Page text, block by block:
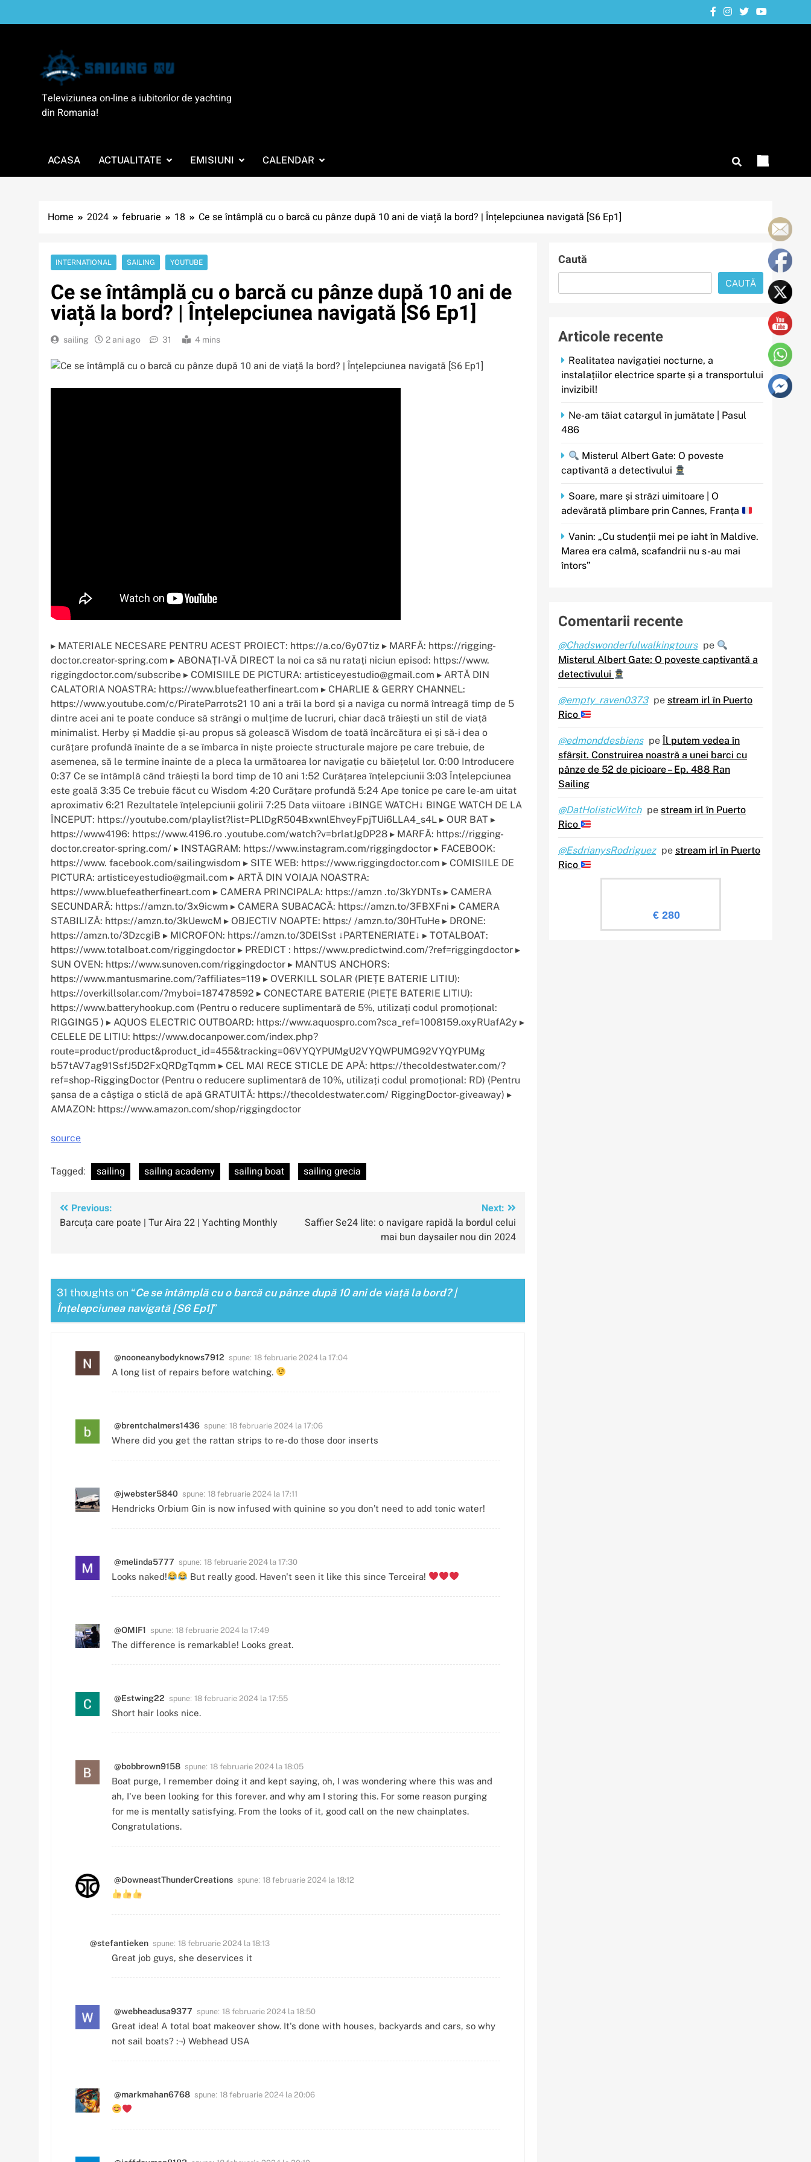
to
SailingTV
Televiziunea on-line a iubitorilor de yachting
din Romania!
ACASA ACTUALITATE EMISIUNI CALENDAR
Home 2024 februarie 18 Ce se întâmplă cu o barcă cu pânze după 10 ani de viață la bord? | Înțelepciunea navigată [S6 Ep1]
INTERNATIONAL SAILING YOUTUBE
Ce se întâmplă cu o barcă cu pânze după 10 ani de
viață la bord? | Înțelepciunea navigată [S6 Ep1]
sailing 2 ani ago 31 4 mins
▸ MATERIALE NECESARE PENTRU ACEST PROIECT: https://a.co/6y07tiz ▸ MARFĂ: https://rigging-
doctor.creator-spring.com ▸ ABONAȚI-VĂ DIRECT la noi ca să nu ratați niciun episod: https://www.
riggingdoctor.com/subscribe ▸ COMISIILE DE PICTURA: artisticeyestudio@gmail.com ▸ ARTĂ DIN
CALATORIA NOASTRA: https://www.bluefeatherfineart.com ▸ CHARLIE & GERRY CHANNEL:
https://www.youtube.com/c/PirateParrots21 10 ani a trăi la bord și a naviga cu normă întreagă timp de 5
dintre acei ani te poate conduce să strângi o mulțime de lucruri, chiar dacă trăiești un stil de viață
minimalist. Herby și Maddie și-au propus să golească Wisdom de toată încărcătura ei și să-i dea o
curățare profundă înainte de a se îmbarca în niște proiecte structurale majore pe care trebuie, de
asemenea, să le termine înainte de a pleca la următoarea lor navigație cu băiețelul lor. 0:00 Introducere
0:37 Ce se întâmplă când trăiești la bord timp de 10 ani 1:52 Curățarea înțelepciunii 3:03 Înțelepciunea
este goală 3:35 Ce trebuie făcut cu Wisdom 4:20 Curățare profundă 5:24 Ape tonice pe care le-am uitat
aproximativ 6:21 Rezultatele înțelepciunii golirii 7:25 Data viitoare ↓BINGE WATCH↓ BINGE WATCH DE LA
ÎNCEPUT: https://youtube.com/playlist?list=PLlDgR504BxwnlEhveyFpjTUi6LLA4_s4L ▸ OUR BAT ▸
https://www4196: https://www.4196.ro .youtube.com/watch?v=brlatJgDP28 ▸ MARFĂ: https://rigging-
doctor.creator-spring.com/ ▸ INSTAGRAM: https://www.instagram.com/riggingdoctor ▸ FACEBOOK:
https://www. facebook.com/sailingwisdom ▸ SITE WEB: https://www.riggingdoctor.com ▸ COMISIILE DE
PICTURA: artisticeyestudio@gmail.com ▸ ARTĂ DIN VOIAJA NOASTRA:
https://www.bluefeatherfineart.com ▸ CAMERA PRINCIPALA: https://amzn .to/3kYDNTs ▸ CAMERA
SECUNDARĂ: https://amzn.to/3x9icwm ▸ CAMERA SUBACACĂ: https://amzn.to/3FBXFni ▸ CAMERA
STABILIZĂ: https://amzn.to/3kUewcM ▸ OBJECTIV NOAPTE: https:/ /amzn.to/30HTuHe ▸ DRONE:
https://amzn.to/3DzcgiB ▸ MICROFON: https://amzn.to/3DElSst ↓PARTENERIATE↓ ▸ TOTALBOAT:
https://www.totalboat.com/riggingdoctor ▸ PREDICT : https://www.predictwind.com/?ref=riggingdoctor ▸
SUN OVEN: https://www.sunoven.com/riggingdoctor ▸ MANTUS ANCHORS:
https://www.mantusmarine.com/?affiliates=119 ▸ OVERKILL SOLAR (PIEȚE BATERIE LITIU):
https://overkillsolar.com/?myboi=187478592 ▸ CONECTARE BATERIE (PIEȚE BATERIE LITIU):
https://www.batteryhookup.com (Pentru o reducere suplimentară de 5%, utilizați codul promoțional:
RIGGING5 ) ▸ AQUOS ELECTRIC OUTBOARD: https://www.aquospro.com?sca_ref=1008159.oxyRUafA2y ▸
CELELE DE LITIU: https://www.docanpower.com/index.php?
route=product/product&product_id=455&tracking=06VYQYPUMgU2VYQWPUMG92VYQYPUMg
b57tAV7ag91SsfJ5D2FxQRDgTqmm ▸ CEL MAI RECE STICLE DE APĂ: https://thecoldestwater.com/?
ref=shop-RiggingDoctor (Pentru o reducere suplimentară de 10%, utilizați codul promoțional: RD) (Pentru
șansa de a câștiga o sticlă de apă GRATUITĂ: https://thecoldestwater.com/ RiggingDoctor-giveaway) ▸
AMAZON: https://www.amazon.com/shop/riggingdoctor
source
Tagged: sailing sailing academy sailing boat sailing grecia
Navigare
în
Previous:
Barcuța care poate | Tur Aira 22 | Yachting Monthly
Next:
Saffier Se24 lite: o navigare rapidă la bordul celui
mai bun daysailer nou din 2024
31 thoughts on “Ce se întâmplă cu o barcă cu pânze după 10 ani de viață la bord? |
Înțelepciunea navigată [S6 Ep1]”
@nooneanybodyknows7912 spune: 18 februarie 2024 la 17:04
A long list of repairs before watching.
@brentchalmers1436 spune: 18 februarie 2024 la 17:06
Where did you get the rattan strips to re-do those door inserts
@jwebster5840 spune: 18 februarie 2024 la 17:11
Hendricks Orbium Gin is now infused with quinine so you don’t need to add tonic water!
@melinda5777 spune: 18 februarie 2024 la 17:30
Looks naked! But really good. Haven't seen it like this since Terceira!
@OMIF1 spune: 18 februarie 2024 la 17:49
The difference is remarkable! Looks great.
@Estwing22 spune: 18 februarie 2024 la 17:55
Short hair looks nice.
@bobbrown9158 spune: 18 februarie 2024 la 18:05
Boat purge, I remember doing it and kept saying, oh, I was wondering where this was and
ah, I've been looking for this forever. and why am I storing this. For some reason purging
for me is mentally satisfying. From the looks of it, good call on the new chainplates.
Congratulations.
@DowneastThunderCreations spune: 18 februarie 2024 la 18:12
@stefantieken spune: 18 februarie 2024 la 18:13
Great job guys, she deservices it
@webheadusa9377 spune: 18 februarie 2024 la 18:50
Great idea! A total boat makeover show. It's done with houses, backyards and cars, so why
not sail boats? :¬) Webhead USA
@markmahan6768 spune: 18 februarie 2024 la 20:06
Caută
CAUTĂ
Articole recente
Realitatea navigației nocturne, a
instalațiilor electrice sparte și a transportului
invizibil!
Ne-am tăiat catargul în jumătate | Pasul
486
Misterul Albert Gate: O poveste
captivantă a detectivului
Soare, mare și străzi uimitoare | O
adevărată plimbare prin Cannes, Franța
Vanin: „Cu studenții mei pe iaht în Maldive.
Marea era calmă, scafandrii nu s-au mai
întors”
Comentarii recente
@Chadswonderfulwalkingtours pe
Misterul Albert Gate: O poveste captivantă a
detectivului
@empty_raven0373 pe stream irl în Puerto
Rico
@edmonddesbiens pe Îl putem vedea în
sfârșit. Construirea noastră a unei barci cu
pânze de 52 de picioare – Ep. 488 Ran
Sailing
@DatHolisticWitch pe stream irl în Puerto
Rico
@EsdrianysRodriguez pe stream irl în Puerto
Rico
€ 280